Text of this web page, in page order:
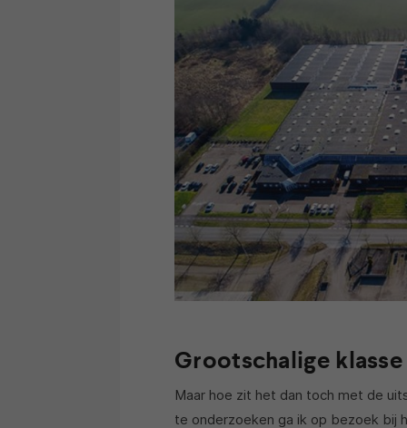
Grootschalige klasse
Maar hoe zit het dan toch met de
te onderzoeken ga ik op bezoek bij